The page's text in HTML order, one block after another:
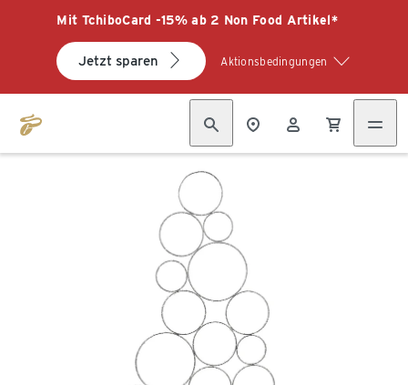
Mit TchiboCard -15% ab 2 Non Food Artikel*
Jetzt sparen Aktionsbedingungen